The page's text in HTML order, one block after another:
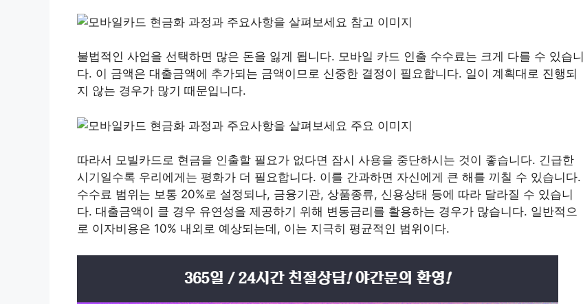
불법적인 사업을 선택하면 많은 돈을 잃게 됩니다. 모바일 카드 인출 수수료는 크게 다를 수 있습니
다. 이 금액은 대출금액에 추가되는 금액이므로 신중한 결정이 필요합니다. 일이 계획대로 진행되
지 않는 경우가 많기 때문입니다.
따라서 모빌카드로 현금을 인출할 필요가 없다면 잠시 사용을 중단하시는 것이 좋습니다. 긴급한
시기일수록 우리에게는 평화가 더 필요합니다. 이를 간과하면 자신에게 큰 해를 끼칠 수 있습니다.
수수료 범위는 보통 20%로 설정되나, 금융기관, 상품종류, 신용상태 등에 따라 달라질 수 있습니
다. 대출금액이 클 경우 유연성을 제공하기 위해 변동금리를 활용하는 경우가 많습니다. 일반적으
로 이자비용은 10% 내외로 예상되는데, 이는 지극히 평균적인 범위이다.